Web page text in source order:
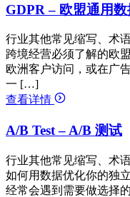
GDPR – 欧盟通用
行业其他常见缩写、术
跨境经营必须了解的欧
欧洲客户访问，或在广
一 […]
查看详情
A/B Test – A/B 测试
行业其他常见缩写、术
如何用数据优化你的独
经常会遇到需要做选择